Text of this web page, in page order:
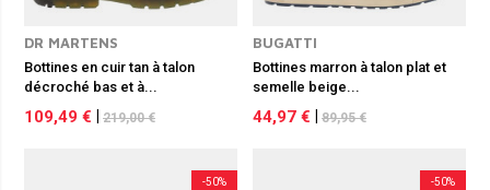
DR MARTENS
Bottines en cuir tan à talon
décroché bas et à...
109,49 € 219,00 €
BUGATTI
Bottines marron à talon plat et
semelle beige...
44,97 € 89,95 €
-50% -50%